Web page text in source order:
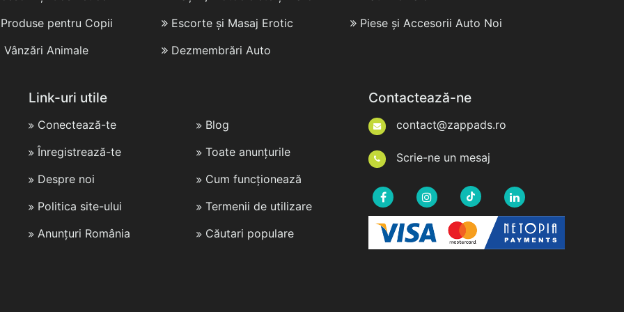
pentru Copii
Animale
Escorte și Masaj Erotic
Piese și Accesorii Auto Noi
Dezmembrări Auto
Link-uri utile
Conectează-te
Înregistrează-te
Despre noi
Politica site-ului
Anunțuri România
Blog
Toate anunțurile
Cum funcționează
Termenii de utilizare
Căutari populare
Contactează-ne
contact@zappads.ro
Scrie-ne un mesaj